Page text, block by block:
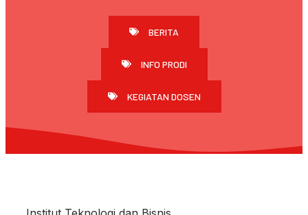
BERITA
INFO PRODI
KEGIATAN DOSEN